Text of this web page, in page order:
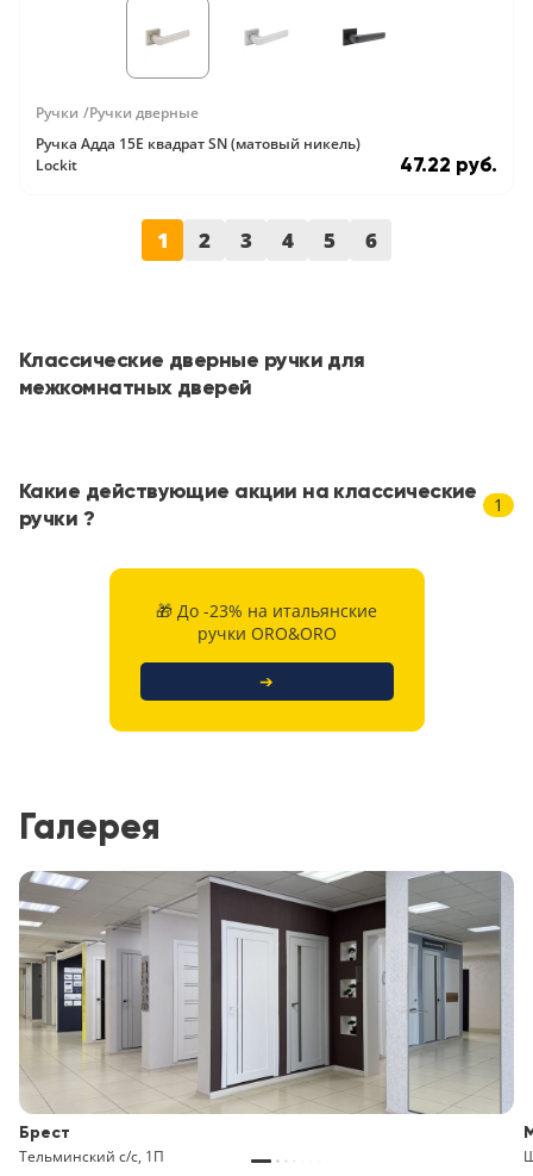
Ручки
Ручки дверные
Ручка Адда 15E квадрат SN (матовый никель)
Lockit
47.22 руб.
1 2 3 4 5 6
Классические дверные ручки для
межкомнатных дверей
Какие действующие акции на классические
ручки ?
1
🎁 До -23% на итальянские
ручки ORO&ORO
➔
Галерея
Брест
Тельминский с/с, 1П